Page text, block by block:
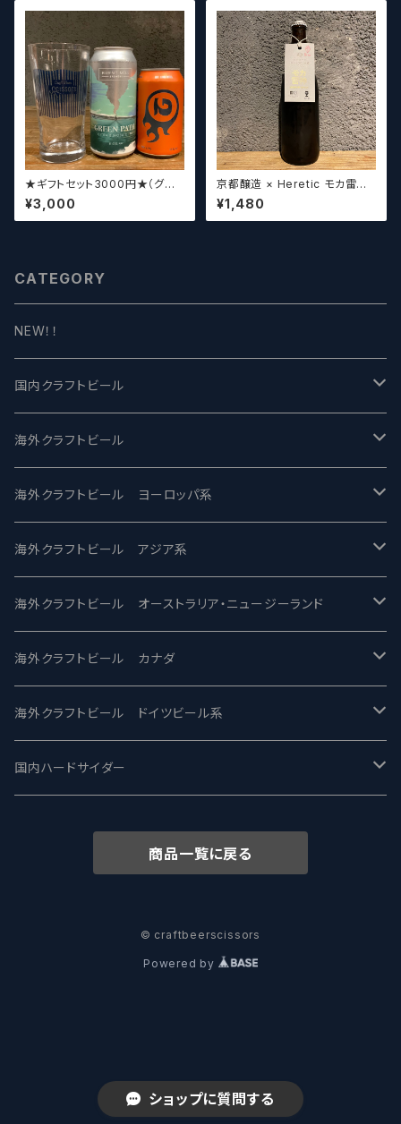
ショップに質問する
★ギフトセット3000円★（グラ
スセット）【クラフトビール】
¥3,000
京都醸造 × Heretic モカ雷神 /
Kyoto × Heretic MOCHA T
HUNDER【クラフトビールシザ
ーズ】
¥1,480
CATEGORY
NEW！！
国内クラフトビール
UCHU BREWING -うちゅうブルーイング
バテレ -VERTERE
2nd Story Ale Works -セカンドストーリー
ビアへるん - Beer Hearn
忽布古丹醸造 - HOP KOTAN
ワイマーケットブルーイング Y.Market Brewing
志賀高原ビール - SIGAKOGEN
箕面ビール - MINOH BEER
サンクトガーレン - Sankt Gallen
大山Gビール -Daisen G Beer
海外クラフトビール
Modern Times モダンタイムズ
Maui マウイ
Toppling Goliath トップリンゴライアス
Fair State フェアステイト
Lagunitas ラグニタス
FirestoneWalker ファイアストーン
Mikkeller ミッケラー
Hop Nation ホップネーション
Burley -バーリーオーク
海外クラフトビール ヨーロッパ系
UnBarred -アンバード
SAIREN /サイレン
ワイルドチャイルド - Wilde Child
BrewDog Brewery - ブリュードッグ
The Flying Inn / ザ フライイング イン
Lambiek Fabriek - ファブリーク
Sandford Orchards - オーチャード
海外クラフトビール アジア系
gweilo-鬼佬 グウァイロ
Heart Of Darkness - ハートオブダークネス
Carbon brews -カーボン
TAIHU - タイフー
Behemoth - ベヒーモス
海外クラフトビール オーストラリア・ニュージーランド
ROCKY RIDGE - ロッキーリッジ
BODRIGGY BREWING ボッドリッジー
CO-CONSPIRATORS コ・コンスピレーターズ
Deep Creek Brewing Co.
8 Wired エイトワイアード
Dainton デイントン
海外クラフトビール カナダ
Jackie O's ジャッキーオーズ
Westbrook ウェストブルック
Strathcona ストラスコナ
ODIN BREWING オディン
LTM レ トロワ ムスクテール
海外クラフトビール ドイツビール系
Karmeliten カーメリテン
Früh フリュー
国内ハードサイダー
商品一覧に戻る
© craftbeerscissors
Powered by